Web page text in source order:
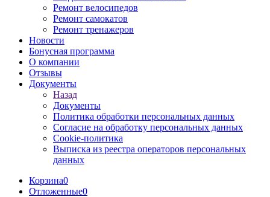
Ремонт велосипедов
Ремонт самокатов
Ремонт тренажеров
Новости
Бонусная программа
О компании
Отзывы
Документы
Назад
Документы
Политика обработки персональных данных
Согласие на обработку персональных данных
Cookie-политика
Выписка из реестра операторов персональных
данных
Корзина0
Отложенные0